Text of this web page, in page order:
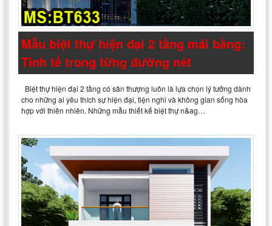
Mẫu biệt thự hiện đại 2 tầng mái bằng:
Tinh tế trong từng đường nét
Biệt thự hiện đại 2 tầng có sân thượng luôn là lựa chọn lý tưởng dành
cho những ai yêu thích sự hiện đại, tiện nghi và không gian sống hòa
hợp với thiên nhiên. Những mẫu thiết kế biệt thự n&ag…